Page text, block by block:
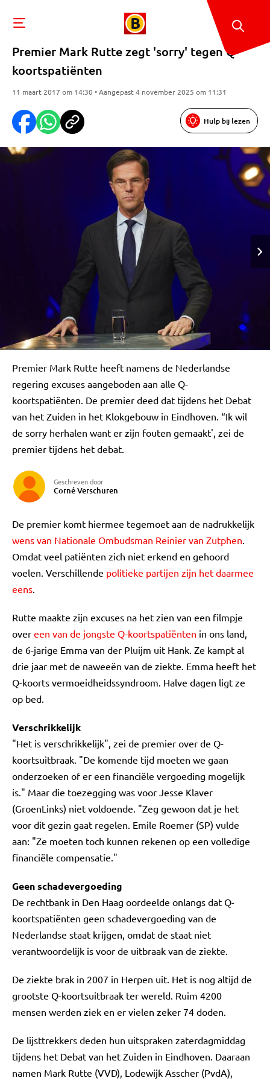
Premier Mark Rutte zegt 'sorry' tegen Q-
koortspatiënten
11 maart 2017 om 14:30 • Aangepast 4 november 2025 om 11:31
Hulp bij lezen
Premier Mark Rutte heeft namens de Nederlandse
regering excuses aangeboden aan alle Q-
koortspatiënten. De premier deed dat tijdens het Debat
van het Zuiden in het Klokgebouw in Eindhoven. “Ik wil
de sorry herhalen want er zijn fouten gemaakt', zei de
premier tijdens het debat.
Geschreven door
Corné Verschuren
De premier komt hiermee tegemoet aan de nadrukkelijk
wens van Nationale Ombudsman Reinier van Zutphen.
Omdat veel patiënten zich niet erkend en gehoord
voelen. Verschillende politieke partijen zijn het daarmee
eens.
Rutte maakte zijn excuses na het zien van een filmpje
over een van de jongste Q-koortspatiënten in ons land,
de 6-jarige Emma van der Pluijm uit Hank. Ze kampt al
drie jaar met de naweeën van de ziekte. Emma heeft het
Q-koorts vermoeidheidssyndroom. Halve dagen ligt ze
op bed.
Verschrikkelijk
"Het is verschrikkelijk", zei de premier over de Q-
koortsuitbraak. "De komende tijd moeten we gaan
onderzoeken of er een financiële vergoeding mogelijk
is." Maar die toezegging was voor Jesse Klaver
(GroenLinks) niet voldoende. "Zeg gewoon dat je het
voor dit gezin gaat regelen. Emile Roemer (SP) vulde
aan: "Ze moeten toch kunnen rekenen op een volledige
financiële compensatie."
Geen schadevergoeding
De rechtbank in Den Haag oordeelde onlangs dat Q-
koortspatiënten geen schadevergoeding van de
Nederlandse staat krijgen, omdat de staat niet
verantwoordelijk is voor de uitbraak van de ziekte.
De ziekte brak in 2007 in Herpen uit. Het is nog altijd de
grootste Q-koortsuitbraak ter wereld. Ruim 4200
mensen werden ziek en er vielen zeker 74 doden.
De lijsttrekkers deden hun uitspraken zaterdagmiddag
tijdens het Debat van het Zuiden in Eindhoven. Daaraan
namen Mark Rutte (VVD), Lodewijk Asscher (PvdA),